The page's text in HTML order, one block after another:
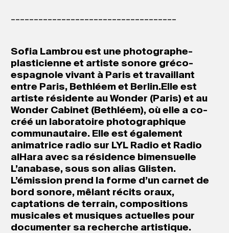
Sofia Lambrou est une photographe-
plasticienne et artiste sonore gréco-
espagnole vivant à Paris et travaillant
entre Paris, Bethléem et Berlin.Elle est
artiste résidente au Wonder (Paris) et au
Wonder Cabinet (Bethléem), où elle a co-
créé un laboratoire photographique
communautaire. Elle est également
animatrice radio sur LYL Radio et Radio
alHara avec sa résidence bimensuelle
L’anabase, sous son alias Glisten.
L’émission prend la forme d’un carnet de
bord sonore, mêlant récits oraux,
captations de terrain, compositions
musicales et musiques actuelles pour
documenter sa recherche artistique.